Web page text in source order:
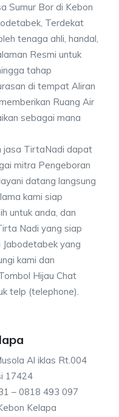
Sumur Bor di Kebon
Terdekat
tenaga ahli, handal,
Resmi untuk
tahap
di tempat Aliran
Ruang Air
sebagai mana
jasa TirtaNadi dapat
mitra Pengeboran
datang langsung
kami siap
untuk anda, dan
Nadi yang siap
Jabodetabek yang
kami dan
Hijau Chat
telp (telephone).
Al iklas Rt.004
17424
– 0818 493 097
Kelapa